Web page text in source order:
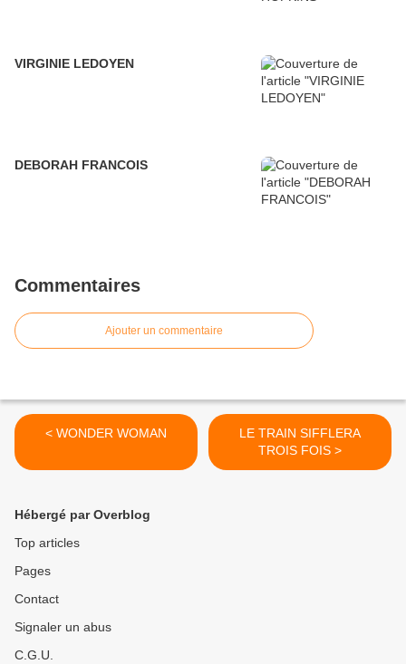
VIRGINIE LEDOYEN
DEBORAH FRANCOIS
Commentaires
Ajouter un commentaire
< WONDER WOMAN
LE TRAIN SIFFLERA
TROIS FOIS >
Hébergé par Overblog
Top articles
Pages
Contact
Signaler un abus
C.G.U.